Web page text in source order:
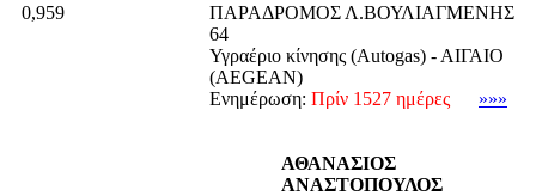
0,959
ΠΑΡΑΔΡΟΜΟΣ Λ.ΒΟΥΛΙΑΓΜΕΝΗΣ
64
Υγραέριο κίνησης (Autogas) - ΑΙΓΑΙΟ
(AEGEAN)
Ενημέρωση: Πρίν 1527 ημέρες »»»
ΑΘΑΝΑΣΙΟΣ
ΑΝΑΣΤΟΠΟΥΛΟΣ